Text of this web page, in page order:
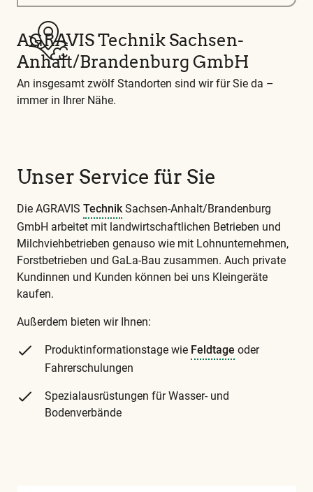
AGRAVIS Technik Sachsen-
Anhalt/Brandenburg GmbH
An insgesamt zwölf Standorten sind wir für Sie da –
immer in Ihrer Nähe.
Unser Service für Sie
Die AGRAVIS TechnikSachsen-Anhalt/Brandenburg
GmbH arbeitet mit landwirtschaftlichen Betrieben und
Milchviehbetrieben genauso wie mit Lohnunternehmen,
Forstbetrieben und GaLa-Bau zusammen. Auch private
Kundinnen und Kunden können bei uns Kleingeräte
kaufen.
Außerdem bieten wir Ihnen:
Produktinformationstage wie Feldtage oder
Fahrerschulungen
Spezialausrüstungen für Wasser- und
Bodenverbände